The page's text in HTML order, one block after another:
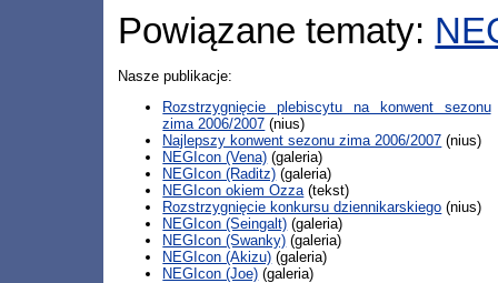
Powiązane tematy:
Nasze publikacje:
Rozstrzygnięcie plebiscytu na konwent sezonu
zima 2006/2007 (nius)
Najlepszy konwent sezonu zima 2006/2007 (nius)
NEGIcon (Vena) (galeria)
NEGIcon (Raditz) (galeria)
NEGIcon okiem Ozza(tekst)
Rozstrzygnięcie konkursu dziennikarskiego (nius)
NEGIcon (Seingalt) (galeria)
NEGIcon (Swanky) (galeria)
NEGIcon (Akizu) (galeria)
NEGIcon (Joe) (galeria)